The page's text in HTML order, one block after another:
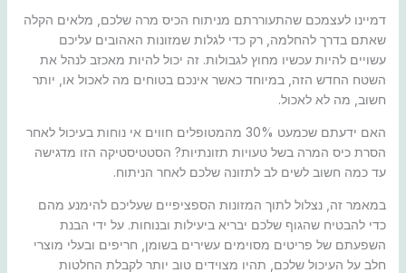
דמיינו לעצמכם שהתעוררתם מניתוח הכיס מרה שלכם, מלאים הקלה
שאתם בדרך להחלמה, רק כדי לגלות שמזונות האהובים עליכם
עשויים להיות עכשיו מחוץ לגבולות. זה יכול להיות מאכזב לנהל את
השטח החדש הזה, במיוחד כאשר אינכם בטוחים מה לאכול או, יותר
חשוב, מה לא לאכול.
האם ידעתם שכמעט 30% מהמטופלים חווים אי נוחות בעיכול לאחר
הסרת כיס המרה בשל טעויות תזונתיות? הסטטיסטיקה הזו מדגישה
עד כמה חשוב לשים לב לתזונה שלכם לאחר הניתוח.
במאמר זה, נצלול לתוך המזונות הספציפיים שעליכם להימנע מהם
כדי להבטיח שהגוף שלכם יבריא ביעילות ובנוחות. על ידי הבנת
השפעתם של פריטים מסוימים עשירים בשומן, חריפים ובעלי מוצרי
חלב על העיכול שלכם, תהיו מצוידים טוב יותר לקבלת החלטות